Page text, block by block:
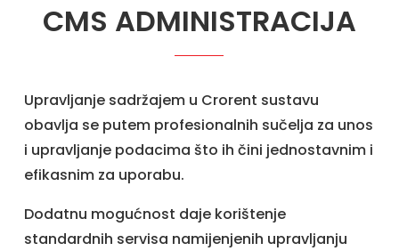
CMS ADMINISTRACIJA
Upravljanje sadržajem u Crorent sustavu
obavlja se putem profesionalnih sučelja za unos
i upravljanje podacima što ih čini jednostavnim i
efikasnim za uporabu.
Dodatnu mogućnost daje korištenje
standardnih servisa namijenjenih upravljanju